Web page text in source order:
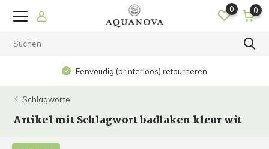
0 0
Eenvoudig (printerloos) retourneren
Schlagworte
Artikel mit Schlagwort badlaken kleur wit